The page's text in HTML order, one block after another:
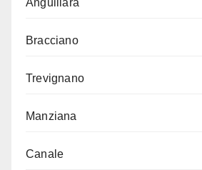
Anguillara
Bracciano
Trevignano
Manziana
Canale